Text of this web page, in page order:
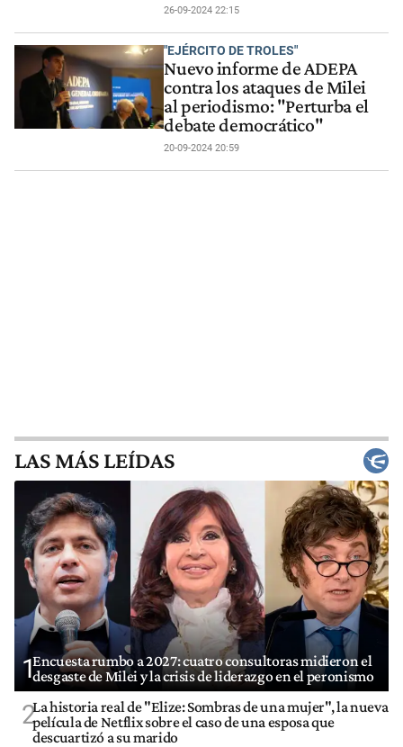
26-09-2024 22:15
"EJÉRCITO DE TROLES"
Nuevo informe de ADEPA
contra los ataques de Milei
al periodismo: "Perturba el
debate democrático"
20-09-2024 20:59
LAS MÁS LEÍDAS
1Encuesta rumbo a 2027: cuatro consultoras midieron el
desgaste de Milei y la crisis de liderazgo en el peronismo
2La historia real de "Elize: Sombras de una mujer", la nueva
película de Netflix sobre el caso de una esposa que
descuartizó a su marido